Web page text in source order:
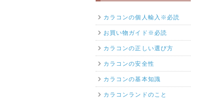
カラコンの個人輸入※必読
お買い物ガイド※必読
カラコンの正しい選び方
カラコンの安全性
カラコンの基本知識
カラコンランドのこと